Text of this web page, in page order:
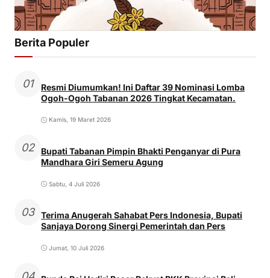
Berita Populer
01
Resmi Diumumkan! Ini Daftar 39 Nominasi Lomba
Ogoh-Ogoh Tabanan 2026 Tingkat Kecamatan.
Kamis, 19 Maret 2026
02
Bupati Tabanan Pimpin Bhakti Penganyar di Pura
Mandhara Giri Semeru Agung
Sabtu, 4 Juli 2026
03
Terima Anugerah Sahabat Pers Indonesia, Bupati
Sanjaya Dorong Sinergi Pemerintah dan Pers
Jumat, 10 Juli 2026